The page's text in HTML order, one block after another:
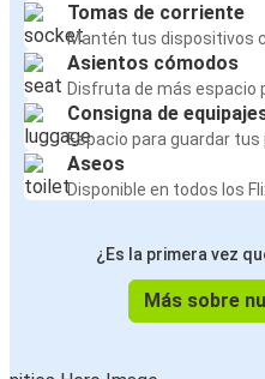
Tomas de corriente
Mantén tus dispositivos
Asientos cómodos
Disfruta de más espacio
Consigna de
Espacio para guardar
Aseos
Disponible en todos los
¿Es la primera vez
Más sobre